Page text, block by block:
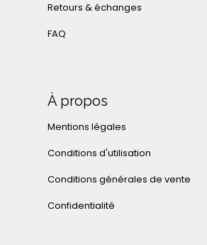
Retours & échanges
FAQ
À propos
Mentions légales
Conditions d'utilisation
Conditions générales de vente
Confidentialité